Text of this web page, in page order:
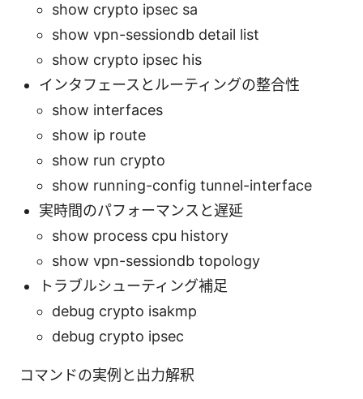
show crypto ipsec sa
show vpn-sessiondb detail list
show crypto ipsec his
インタフェースとルーティングの整合性
show interfaces
show ip route
show run crypto
show running-config tunnel-interface
実時間のパフォーマンスと遅延
show process cpu history
show vpn-sessiondb topology
トラブルシューティング補足
debug crypto isakmp
debug crypto ipsec
コマンドの実例と出力解釈